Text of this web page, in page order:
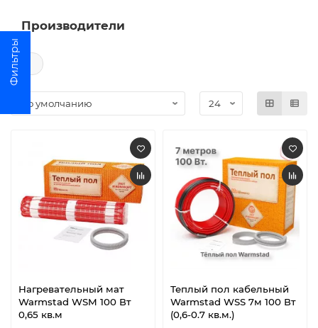
Производители
Нагревательный мат
Warmstad WSM 100 Вт
0,65 кв.м
Теплый пол кабельный
Warmstad WSS 7м 100 Вт
(0,6-0.7 кв.м.)